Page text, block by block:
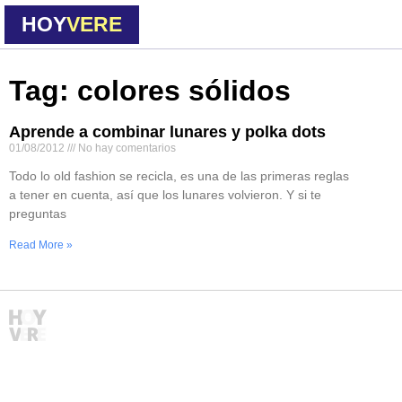
HOYVERE
Tag: colores sólidos
Aprende a combinar lunares y polka dots
01/08/2012 No hay comentarios
Todo lo old fashion se recicla, es una de las primeras reglas
a tener en cuenta, así que los lunares volvieron. Y si te
preguntas
Read More »